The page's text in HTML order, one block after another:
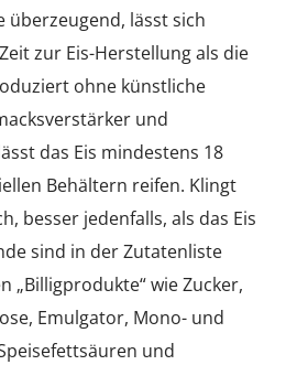
überzeugend, lässt sich
zur Eis-Herstellung als die
ohne künstliche
und
das Eis mindestens 18
Behältern reifen. Klingt
besser jedenfalls, als das Eis
sind in der Zutatenliste
„Billigprodukte“ wie Zucker,
Emulgator, Mono- und
und